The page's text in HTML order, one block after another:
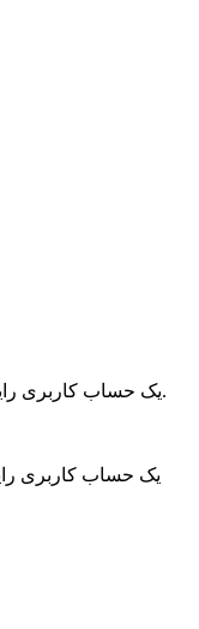
یک حساب کاربری رایگان برای ذخیره آیتم‌های محبوب ایجاد کنید.
یک حساب کاربری